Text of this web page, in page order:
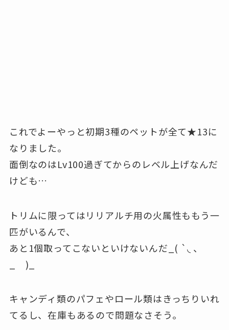
これでよーやっと初期3種のペットが全て★13に
なりました。
面倒なのはLv100過ぎてからのレベル上げなんだ
けども…
トリムに限ってはリリアルチ用の火属性ももう一
匹がいるんで、
あと1個取ってこないといけないんだ_( `◟ 、
_ )_
キャンディ類のパフェやロール類はきっちりいれ
てるし、在庫もあるので問題なさそう。